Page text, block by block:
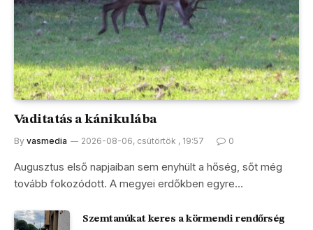
Vaditatás a kánikulába
By vasmedia 2026-08-06, csütörtök , 19:57 0
Augusztus első napjaiban sem enyhült a hőség, sőt még
tovább fokozódott. A megyei erdőkben egyre…
Szemtanúkat keres a körmendi rendőrség